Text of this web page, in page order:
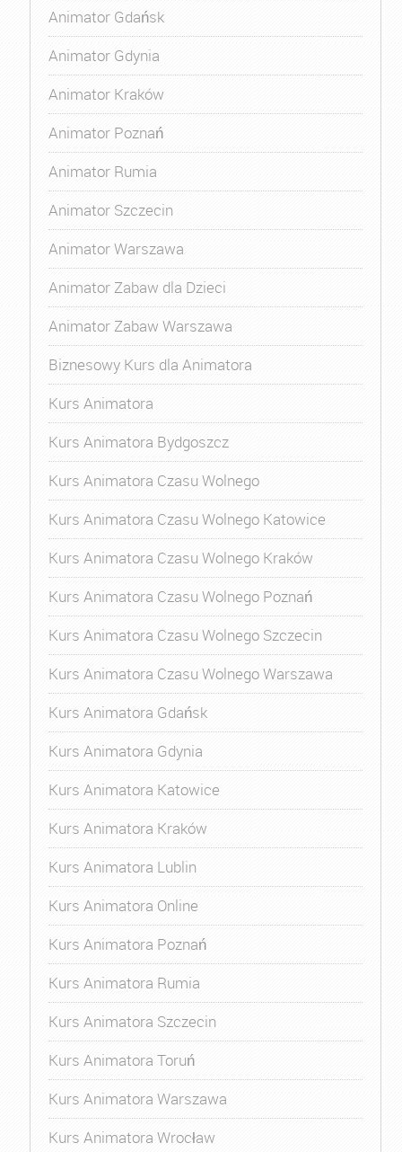
Animator Gdańsk
Animator Gdynia
Animator Kraków
Animator Poznań
Animator Rumia
Animator Szczecin
Animator Warszawa
Animator Zabaw dla Dzieci
Animator Zabaw Warszawa
Biznesowy Kurs dla Animatora
Kurs Animatora
Kurs Animatora Bydgoszcz
Kurs Animatora Czasu Wolnego
Kurs Animatora Czasu Wolnego Katowice
Kurs Animatora Czasu Wolnego Kraków
Kurs Animatora Czasu Wolnego Poznań
Kurs Animatora Czasu Wolnego Szczecin
Kurs Animatora Czasu Wolnego Warszawa
Kurs Animatora Gdańsk
Kurs Animatora Gdynia
Kurs Animatora Katowice
Kurs Animatora Kraków
Kurs Animatora Lublin
Kurs Animatora Online
Kurs Animatora Poznań
Kurs Animatora Rumia
Kurs Animatora Szczecin
Kurs Animatora Toruń
Kurs Animatora Warszawa
Kurs Animatora Wrocław